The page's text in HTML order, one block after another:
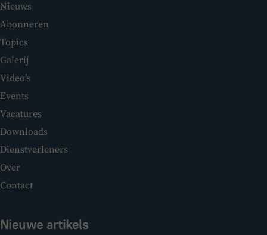
Nieuws
Abonneren
Topics
Galerij
Video’s
Events
Vacatures
Downloads
Dienstverleners
Over
Contact
Nieuwe artikels